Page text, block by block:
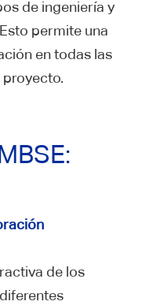
de ingeniería y
permite una
en todas las
de los